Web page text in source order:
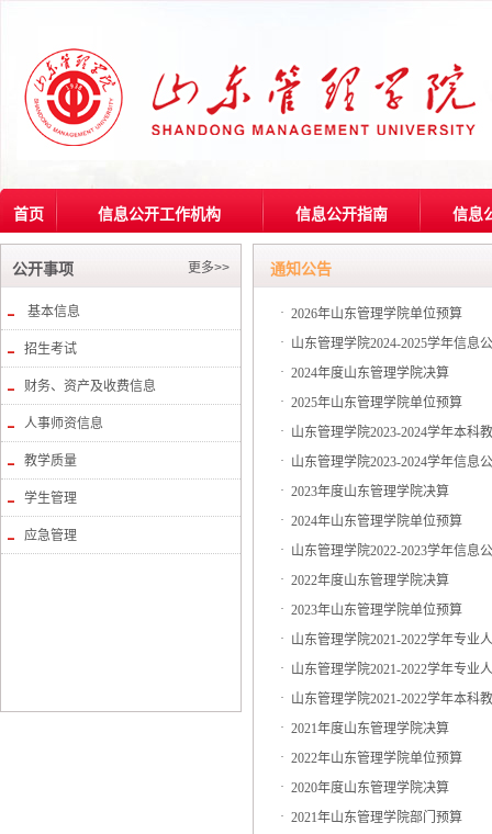
首页 信息公开工作机构 信息公开指南 信息
公开事项 更多>>
基本信息
招生考试
财务、资产及收费信息
人事师资信息
教学质量
学生管理
应急管理
通知公告
· 2026年山东管理学院单位预算
· 山东管理学院2024-2025学年信息
· 2024年度山东管理学院决算
· 2025年山东管理学院单位预算
· 山东管理学院2023-2024学年本科
· 山东管理学院2023-2024学年信息
· 2023年度山东管理学院决算
· 2024年山东管理学院单位预算
· 山东管理学院2022-2023学年信息
· 2022年度山东管理学院决算
· 2023年山东管理学院单位预算
· 山东管理学院2021-2022学年专业
· 山东管理学院2021-2022学年专业
· 山东管理学院2021-2022学年本科
· 2021年度山东管理学院决算
· 2022年山东管理学院单位预算
· 2020年度山东管理学院决算
· 2021年山东管理学院部门预算